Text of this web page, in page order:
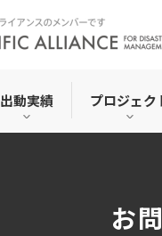
出動実績 プロジェク
お